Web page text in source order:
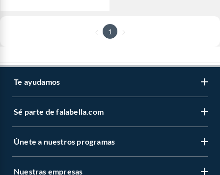
1
Te ayudamos
Sé parte de falabella.com
Únete a nuestros programas
Nuestras empresas